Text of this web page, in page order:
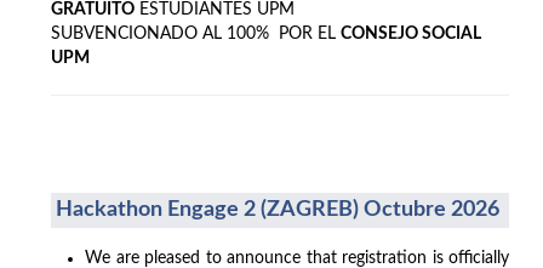
GRATUITO ESTUDIANTES UPM
SUBVENCIONADO AL 100% POR EL CONSEJO SOCIAL
UPM
Hackathon Engage 2 (ZAGREB) Octubre 2026
We are pleased to announce that registration is officially